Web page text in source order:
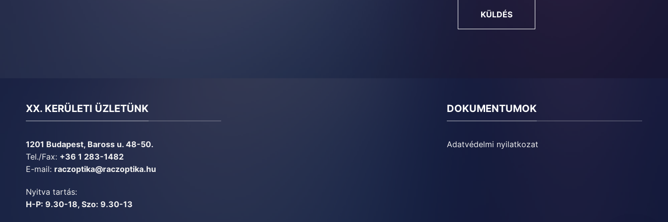
KÜLDÉS
XX. KERÜLETI ÜZLETÜNK
1201 Budapest, Baross u. 48-50.
Tel./Fax: +36 1 283-1482
E-mail: raczoptika@raczoptika.hu
Nyitva tartás:
H-P: 9.30-18, Szo: 9.30-13
DOKUMENTUMOK
Adatvédelmi nyilatkozat